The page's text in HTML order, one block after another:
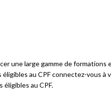
une large gamme de formations
au CPF connectez-vous à
au CPF.